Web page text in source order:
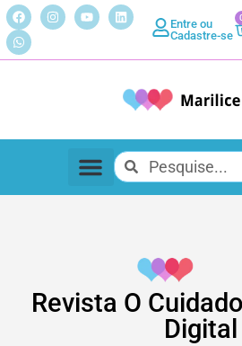
Entre ou
Cadastre-se
Revista O
Digital